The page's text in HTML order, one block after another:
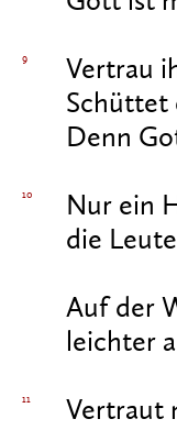
9
Vertrau
Schüttet
Denn
10
Nur ein
die
Auf der
leichter
11
Vertraut